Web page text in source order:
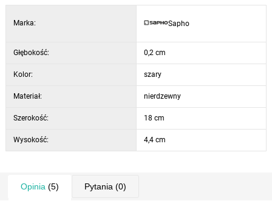
Marka: Sapho
Głębokość: 0,2 cm
Kolor: szary
Materiał: nierdzewny
Szerokość: 18 cm
Wysokość: 4,4 cm
Opinia (5) Pytania (0)